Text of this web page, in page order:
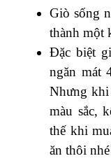
Giò sống
thành một
Đặc biệt
ngăn mát
Nhưng
màu sắc,
thế khi
ăn thôi